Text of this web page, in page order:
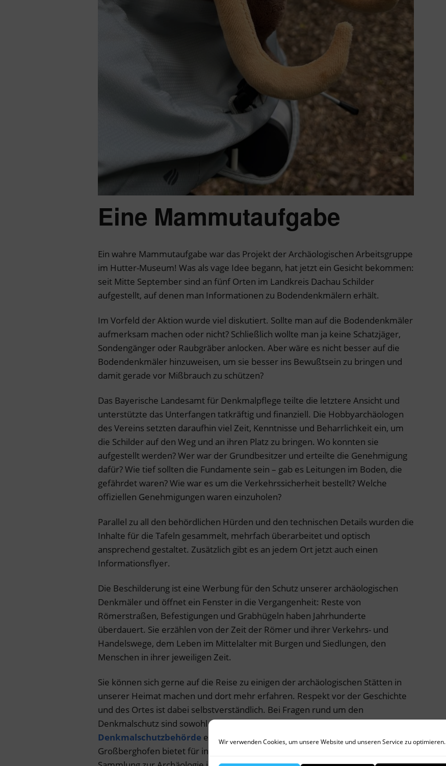
Wir verwenden Cookies, um unsere Website und unseren Service zu optimieren.
Eine Mammutaufgabe
Ein wahre Mammutaufgabe war das Projekt der Archäologischen Arbeitsgruppe
im Hutter-Museum! Was als vage Idee begann, hat jetzt ein Gesicht bekommen:
seit Mitte September sind an fünf Orten im Landkreis Dachau Schilder
aufgestellt, auf denen man Informationen zu Bodendenkmälern erhält.
Im Vorfeld der Aktion wurde viel diskutiert. Sollte man auf die Bodendenkmäler
aufmerksam machen oder nicht? Schließlich wollte man ja keine Schatzjäger,
Sondengänger oder Raubgräber anlocken. Aber wäre es nicht besser auf die
Bodendenkmäler hinzuweisen, um sie besser ins Bewußtsein zu bringen und
damit gerade vor Mißbrauch zu schützen?
Das Bayerische Landesamt für Denkmalpflege teilte die letztere Ansicht und
unterstützte das Unterfangen tatkräftig und finanziell. Die Hobbyarchäologen
des Vereins setzten daraufhin viel Zeit, Kenntnisse und Beharrlichkeit ein, um
die Schilder auf den Weg und an ihren Platz zu bringen. Wo konnten sie
aufgestellt werden? Wer war der Grundbesitzer und erteilte die Genehmigung
dafür? Wie tief sollten die Fundamente sein – gab es Leitungen im Boden, die
gefährdet waren? Wie war es um die Verkehrssicherheit bestellt? Welche
offiziellen Genehmigungen waren einzuholen?
Parallel zu all den behördlichen Hürden und den technischen Details wurden die
Inhalte für die Tafeln gesammelt, mehrfach überarbeitet und optisch
ansprechend gestaltet. Zusätzlich gibt es an jedem Ort jetzt auch einen
Informationsflyer.
Die Beschilderung ist eine Werbung für den Schutz unserer archäologischen
Denkmäler und öffnet ein Fenster in die Vergangenheit: Reste von
Römerstraßen, Befestigungen und Grabhügeln haben Jahrhunderte
überdauert. Sie erzählen von der Zeit der Römer und ihrer Verkehrs- und
Handelswege, dem Leben im Mittelalter mit Burgen und Siedlungen, den
Menschen in ihrer jeweiligen Zeit.
Sie können sich gerne auf die Reise zu einigen der archäologischen Stätten in
unserer Heimat machen und dort mehr erfahren. Respekt vor der Geschichte
und des Ortes ist dabei selbstverständlich. Bei Fragen rund um den
Denkmalschutz sind sowohl die Kreisheimatpflege als auch dieUntere
Denkmalschutzbehörde ein guter Ansprechpartner. Das Hutter-Museum
Großberghofen bietet für interessierte Besucher eine kleine, aber feine